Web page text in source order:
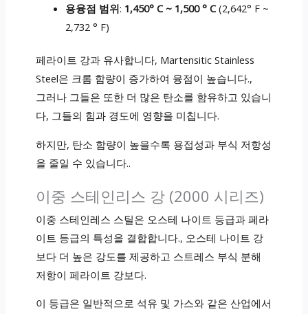
용융점 범위: 1,450° C ~ 1,500 ° C(2,642° F ~
2,732 ° F)
페라이트 강과 유사합니다, Martensitic Stainless
Steel은 크롬 함량이 증가하여 융점이 높습니다.,
그러나 그들은 또한 더 많은 탄소를 함유하고 있습니
다, 그들의 힘과 경도에 영향을 미칩니다.
하지만, 탄소 함량이 높을수록 용접성과 부식 저항성
을 줄일 수 있습니다..
이중 스테인리스 강 (2000 시리즈)
이중 스테인레스 스틸은 오스테 나이트 등급과 페라
이트 등급의 특성을 결합합니다., 오스테 나이트 강
보다 더 높은 강도를 제공하고 스트레스 부식 분해
저항이 페라이트 강보다.
이 등급은 일반적으로 석유 및 가스와 같은 산업에서